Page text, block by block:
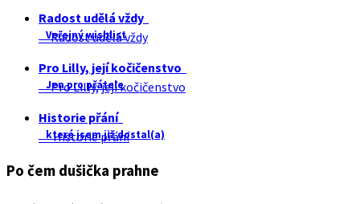
Radost udělá vždy
Veřejný wishlist
Radost udělá vždy
Pro Lilly, její kočičenstvo
Jen pro přátele
Pro Lilly, její kočičenstvo
Historie přání
které jsem již dostal(a)
Historie přání
Po čem dušička prahne